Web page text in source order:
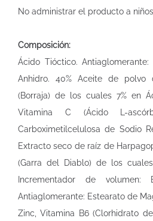
No administrar el producto a
Composición:
Ácido Tióctico.
Anhidro. 40% Aceite de polvo
(Borraja) de los cuales 7% en
Vitamina C (Ácido L-
Carboximetilcelulosa de Sodio
Extracto seco de raíz de
(Garra del Diablo) de los
Incrementador de volumen:
Antiaglomerante: Estearato de
Zinc, Vitamina B6 (Clorhidrato